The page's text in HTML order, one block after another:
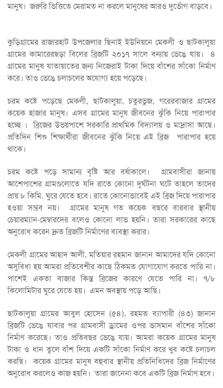
মানুষ। জরুরি ভিত্তিতে মেরামত না করলে মানুষের আরও দুর্ভোগ বাড়বে।
কুড়িগ্রামের রাজারহাট উপজেলার ছিনাই ইউনিয়নে মেকলী ও ছাটকালুয়া
গ্রামের কামারেরছড়া বিলের ব্রিজটি ২০১৭ সালে বন্যায় ভেঙে যায়। ৪
গ্রামের মানুষ যাতায়াতের জন্য নিজেরাই টাকা দিয়ে বাঁশের সাঁকো নির্মাণ
করে। তাও ভেঙে চলাচলের অযোগ্য হয়ে পড়েছে।
চরম কষ্টে পড়েছে মেকলী, ছাটকালুয়া, চতুরভুজ, গরেরবাজার গ্রামের
কয়েক হাজার মানুষ। এসব গ্রামের মানুষ জীবনের ঝুঁকি নিয়ে পারাপার
হচ্ছে । ব্রিজের উভয়পাশে সরকারি প্রাথমিক বিদ্যালয় ও মাদ্রাসা আছে।
প্রতিদিন শিশু শিক্ষার্থীরা জীবনের ঝুঁকি নিয়ে এই ব্রিজ পারাপার হয়ে
থাকে।
চরম কষ্টে পড়ে সামান্য বৃষ্টি আর বর্ষাকালে। গ্রামবাসীরা জানায়
আশেপাশের গ্রামগুলোতে যদি রাতে কোনো দুর্ঘটনা ঘটে তাহলে তাদের
প্রায় ৮ কিমি. ঘুরে যেতে হবে। রাতে কোনোভাবেই এই ব্রিজ দিয়ে পারাপার
হওয়া সম্ভব নয়। গ্রামের মানুষ গত কয়েক বছরে বারবার স্থানীয়
চেয়ারম্যান-মেম্বারদের বলেও কোনো লাভ হয়নি। তারা সরকারের কাছে
অনুরোধ করেন দ্রুত ব্রিজটি নির্মাণের ব্যবস্থা করার।
মেকলী গ্রামের আহাদ আলী, মতিয়ার রহমান জানান আমাদের যদি কোনো
অসুবিধা হয় আমরা প্রতিবেশীর কাছে ঠিকমত যোগাযোগ করতে পারি না।
পাশেই একতা বাজার কিন্ত ব্রিজের কারণে যেতে পারি না। ৭/৮
কিলোমিটার ঘুরে যেতে হয়। এমন অবস্থায় পড়ে আছি।
ছাটকালুয়া গ্রামের আবুল হোসেন (৫৪), রহমত ব্যাপারী (৪৩) জানান
ব্রিজটি ভেঙে যাবার পর গ্রামবাসী ড্রামের ওপর ভাসমান বাঁশের সাঁকো
নির্মাণ করেছে। তাও প্রতিবছর ভেঙে যায়। আমরা কয়েক গ্রামের মানুষ
টাকা ও ধান তুলে বাঁশ দিয়ে একটি সাঁকো নির্মাণ করে খুব কষ্টে চলাচল
করছি। কয়েক গ্রামের মানুষ বহুবার স্থানীয় প্রতিনিধিদের ব্রিজ নির্মাণের
অনুরোধ করলেও কাজ হয়নি। তারা জানেনা কবে একটি ব্রিজ নির্মাণ হবে।